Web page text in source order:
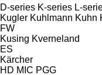
D-series K-series L-
Kugler Kuhlmann Kuhn
FW
Kusing Kverneland
ES
Kärcher
HD MIC PGG